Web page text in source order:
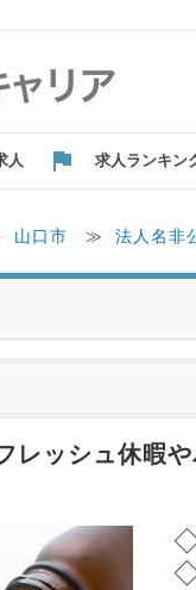
人 求人ランキン
山口市 ≫ 法人名非
レッシュ休暇